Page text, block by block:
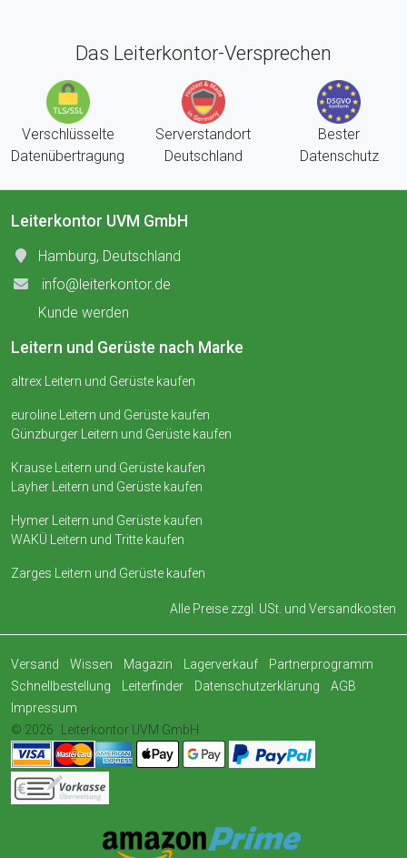
Das Leiterkontor-Versprechen
Verschlüsselte
Datenübertragung
Serverstandort
Deutschland
Bester
Datenschutz
Leiterkontor UVM GmbH
Hamburg, Deutschland
info@leiterkontor.de
Kunde werden
Leitern und Gerüste nach Marke
altrex Leitern und Gerüste kaufen
euroline Leitern und Gerüste kaufen
Günzburger Leitern und Gerüste kaufen
Krause Leitern und Gerüste kaufen
Layher Leitern und Gerüste kaufen
Hymer Leitern und Gerüste kaufen
WAKÜ Leitern und Tritte kaufen
Zarges Leitern und Gerüste kaufen
Alle Preise zzgl. USt. und Versandkosten
Versand Wissen Magazin Lagerverkauf
Partnerprogramm
Schnellbestellung
Leiterfinder Datenschutzerklärung
AGB
Impressum
© 2026
Leiterkontor UVM GmbH